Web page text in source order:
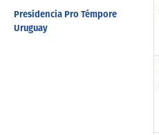
Presidencia Pro Témpore
Uruguay